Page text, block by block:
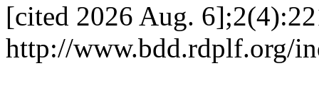
[cited 2026 Aug.
http://www.bdd.rdplf.org/